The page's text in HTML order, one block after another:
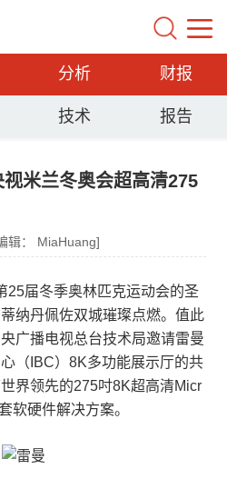
分析 财报
技术 报告
米兰冬奥会超高清275
辑： MiaHuang]
25届冬季奥林匹克运动会的圣
纳丹佩佐双城璀璨点燃。值此
广播电视总台技术局邀请雷曼
（IBC）8K多功能展示厅的共
界领先的275吋8K超高清Micr
软硬件解决方案。